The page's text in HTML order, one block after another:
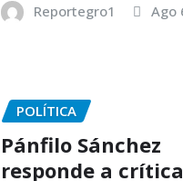
Reportegro1 Ago
POLÍTICA
Pánfilo Sánchez
responde a